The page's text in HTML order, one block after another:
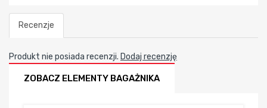
Recenzje
Produkt nie posiada recenzji. Dodaj recenzję
ZOBACZ ELEMENTY BAGAŻNIKA